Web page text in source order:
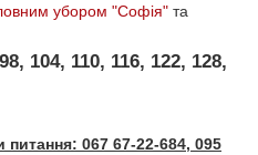
убором "Софія" та
104, 110, 116, 122, 128,
067 67-22-684, 095